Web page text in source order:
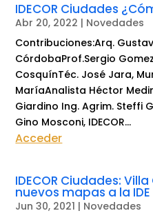
IDECOR Ciudades
Abr 20, 2022 | Novedades
Contribuciones:Arq.
CórdobaProf.Sergio
CosquínTéc. José Jara,
MaríaAnalista Héctor
Giardino Ing. Agrim. Steffi
Gino Mosconi, IDECOR...
Acceder
IDECOR Ciudades:
nuevos mapas a la
Jun 30, 2021 | Novedades